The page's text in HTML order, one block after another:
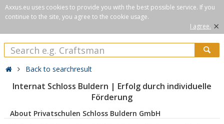
Axxus.eu uses cookies to provide you with the best possible service. If you
continue to the site, you agree to the cookie usage.
I agree. ×
Back to searchresult
Internat Schloss Buldern | Erfolg durch individuelle
Förderung
About Privatschulen Schloss Buldern GmbH